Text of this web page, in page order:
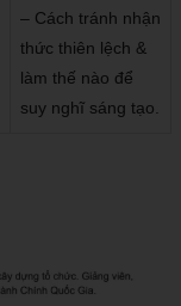
– Cách tránh nhận
thức thiên lệch &
làm thế nào để
suy nghĩ sáng tạo.